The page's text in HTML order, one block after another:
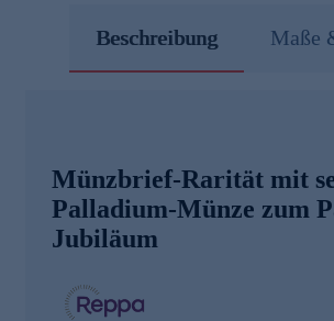
Beschreibung Maße
Münzbrief-Rarität mit
Palladium-Münze zum
Jubiläum